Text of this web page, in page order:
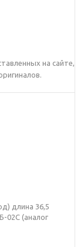
на сайте,
длина 36,5
02С (аналог